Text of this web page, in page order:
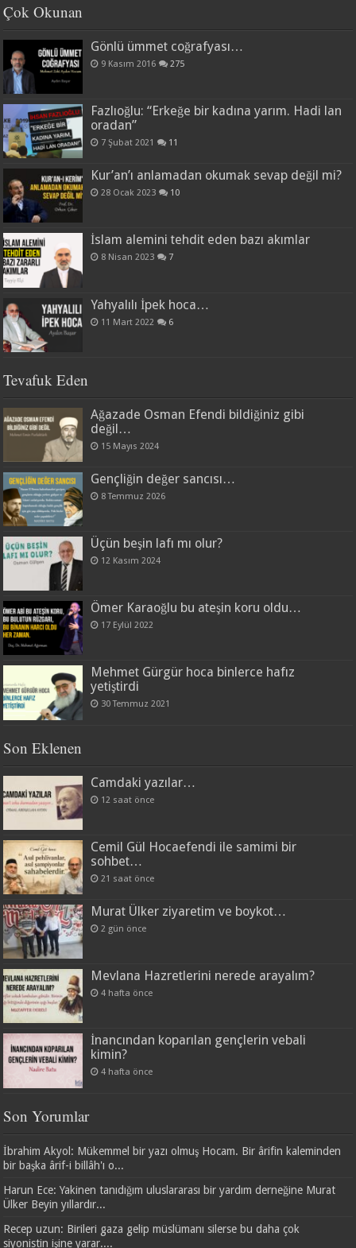
Çok Okunan
Gönlü ümmet coğrafyası…
9 Kasım 2016 275
Fazlıoğlu: “Erkeğe bir kadına yarım. Hadi lan
oradan”
7 Şubat 2021 11
Kur’an’ı anlamadan okumak sevap değil mi?
28 Ocak 2023 10
İslam alemini tehdit eden bazı akımlar
8 Nisan 2023 7
Yahyalılı İpek hoca…
11 Mart 2022 6
Tevafuk Eden
Ağazade Osman Efendi bildiğiniz gibi
değil…
15 Mayıs 2024
Gençliğin değer sancısı…
8 Temmuz 2026
Üçün beşin lafı mı olur?
12 Kasım 2024
Ömer Karaoğlu bu ateşin koru oldu…
17 Eylül 2022
Mehmet Gürgür hoca binlerce hafız
yetiştirdi
30 Temmuz 2021
Son Eklenen
Camdaki yazılar…
12 saat önce
Cemil Gül Hocaefendi ile samimi bir
sohbet…
21 saat önce
Murat Ülker ziyaretim ve boykot…
2 gün önce
Mevlana Hazretlerini nerede arayalım?
4 hafta önce
İnancından koparılan gençlerin vebali
kimin?
4 hafta önce
Son Yorumlar
İbrahim Akyol: Mükemmel bir yazı olmuş Hocam. Bir ârifin kaleminden
bir başka ârif-i billâh'ı o...
Harun Ece: Yakinen tanıdığım uluslararası bir yardım derneğine Murat
Ülker Beyin yıllardır...
Recep uzun: Birileri gaza gelip müslümanı silerse bu daha çok
siyonistin işine yarar....